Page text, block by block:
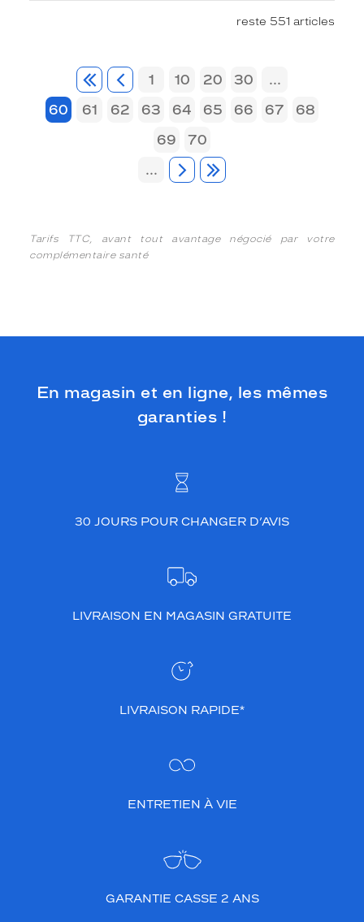
reste 551 articles
1 10 20 30
...
60
61 62 63 64 65 66 67
68
69
70
...
Tarifs TTC, avant tout avantage négocié par votre
complémentaire santé
En magasin et en ligne, les mêmes
garanties !
30 JOURS POUR CHANGER D’AVIS
LIVRAISON EN MAGASIN GRATUITE
LIVRAISON RAPIDE*
ENTRETIEN À VIE
GARANTIE CASSE 2 ANS